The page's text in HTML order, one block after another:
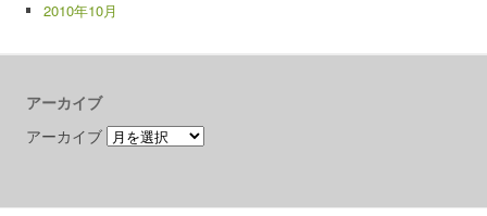
2010年10月
アーカイブ
アーカイブ